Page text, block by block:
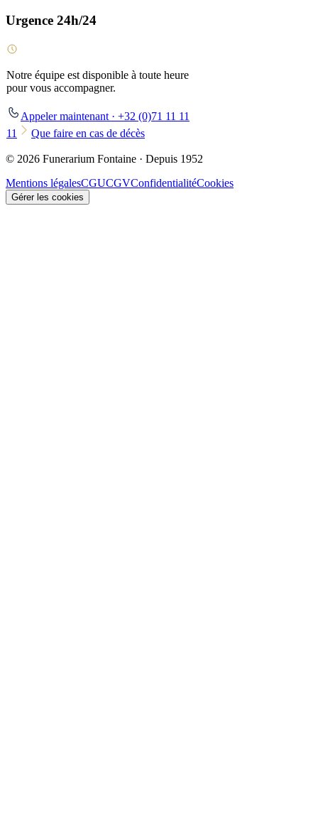
Urgence 24h/24
Notre équipe est disponible à toute heure
pour vous accompagner.
Appeler maintenant · +32 (0)71 11 11
11
Que faire en cas de décès
© 2026 Funerarium Fontaine · Depuis 1952
Mentions légalesCGUCGVConfidentialitéCookies
Gérer les cookies